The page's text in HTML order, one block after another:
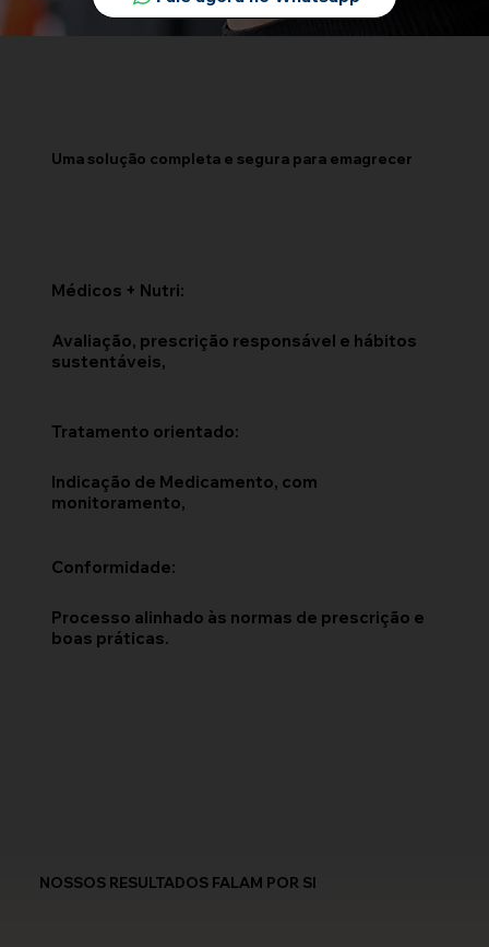
Uma solução completa e segura para emagrecer
Médicos + Nutri:
Avaliação, prescrição responsável e hábitos
sustentáveis,
Tratamento orientado:
Indicação de Medicamento, com
monitoramento,
Conformidade:
Processo alinhado às normas de prescrição e
boas práticas.
NOSSOS RESULTADOS FALAM POR SI